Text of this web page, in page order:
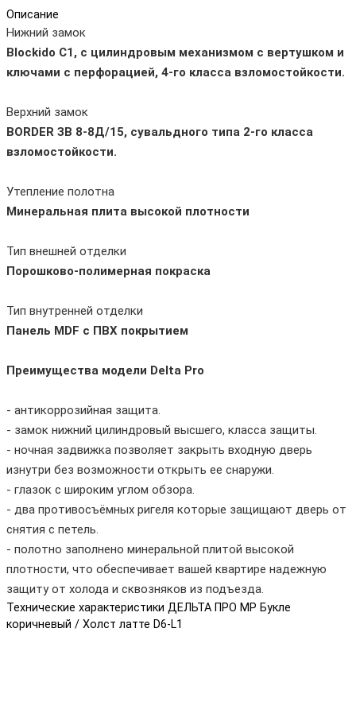
Описание
Нижний замок
Blockido C1, с цилиндровым механизмом с вертушком и
ключами с перфорацией, 4-го класса взломостойкости.
Верхний замок
BORDER ЗВ 8-8Д/15, сувальдного типа 2-го класса
взломостойкости.
Утепление полотна
Минеральная плита высокой плотности
Тип внешней отделки
Порошково-полимерная покраска
Тип внутренней отделки
Панель MDF с ПВХ покрытием
Преимущества модели Delta Pro
- антикоррозийная защита.
- замок нижний цилиндровый высшего, класса защиты.
- ночная задвижка позволяет закрыть входную дверь
изнутри без возможности открыть ее снаружи.
- глазок с широким углом обзора.
- два противосъёмных ригеля которые защищают дверь от
снятия с петель.
- полотно заполнено минеральной плитой высокой
плотности, что обеспечивает вашей квартире надежную
защиту от холода и сквозняков из подъезда.
Технические характеристики ДЕЛЬТА ПРО MP Букле
коричневый / Холст латте D6-L1